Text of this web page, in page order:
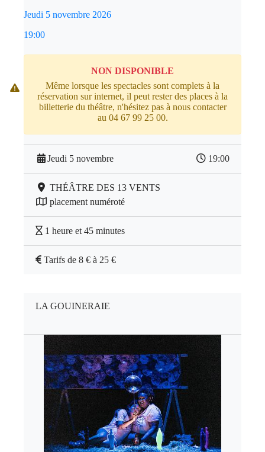
Jeudi 5 novembre 2026
19:00
NON DISPONIBLE
Même lorsque les spectacles sont complets à la
réservation sur internet, il peut rester des places à la
billetterie du théâtre, n'hésitez pas à nous contacter
au 04 67 99 25 00.
Jeudi 5 novembre 19:00
THÉÂTRE DES 13 VENTS
placement numéroté
1 heure et 45 minutes
Tarifs de 8 € à 25 €
LA GOUINERAIE